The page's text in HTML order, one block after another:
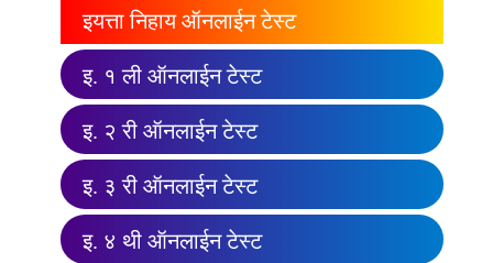
इयत्ता निहाय ऑनलाईन टेस्ट
इ. १ ली ऑनलाईन टेस्ट
इ. २ री ऑनलाईन टेस्ट
इ. ३ री ऑनलाईन टेस्ट
इ. ४ थी ऑनलाईन टेस्ट